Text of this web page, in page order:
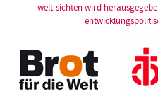
welt-sichten wird